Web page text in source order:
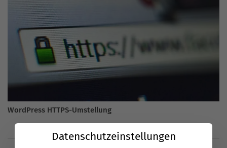
WordPress HTTPS-Umstellung
Datenschutzeinstellungen